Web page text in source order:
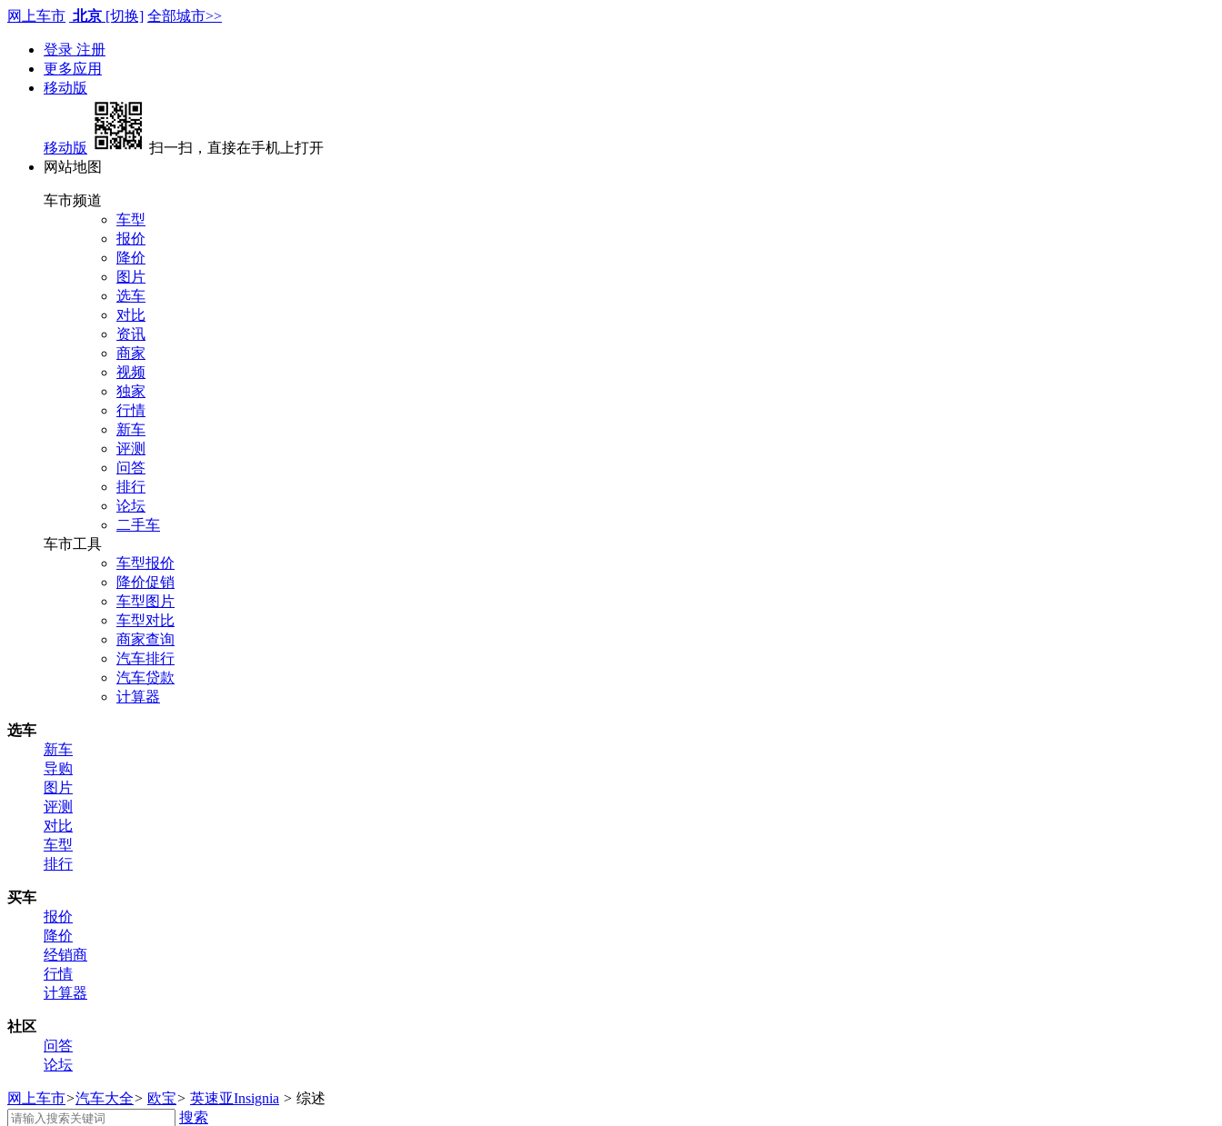
网上车市 北京 [切换] 全部城市>>
登录 注册
更多应用
移动版
移动版
扫一扫，直接在手机上打开
网站地图
车市频道
车型
报价
降价
图片
选车
对比
资讯
商家
视频
独家
行情
新车
评测
问答
排行
论坛
二手车
车市工具
车型报价
降价促销
车型图片
车型对比
商家查询
汽车排行
汽车贷款
计算器
选车
新车
导购
图片
评测
对比
车型
排行
买车
报价
降价
经销商
行情
计算器
社区
问答
论坛
网上车市>汽车大全> 欧宝> 英速亚Insignia > 综述
搜索